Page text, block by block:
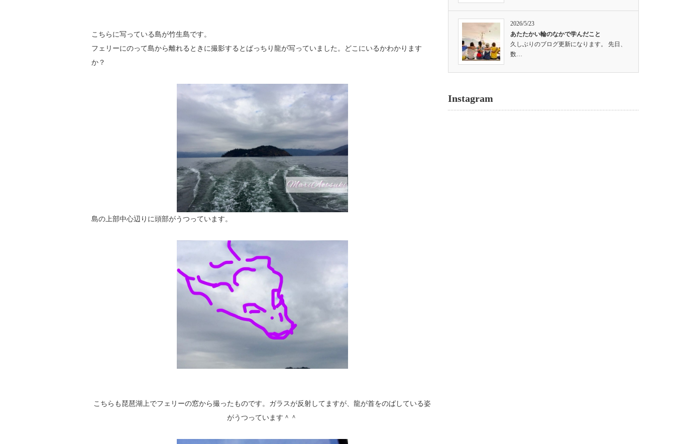
こちらに写っている島が竹生島です。
フェリーにのって島から離れるときに撮影するとばっちり龍が写っていました。どこにいるかわかります
か？
島の上部中心辺りに頭部がうつっています。
こちらも琵琶湖上でフェリーの窓から撮ったものです。ガラスが反射してますが、龍が首をのばしている姿
がうつっています＾＾
2026/5/23
あたたかい輪のなかで学んだこと
久しぶりのブログ更新になります。 先日、
数…
Instagram